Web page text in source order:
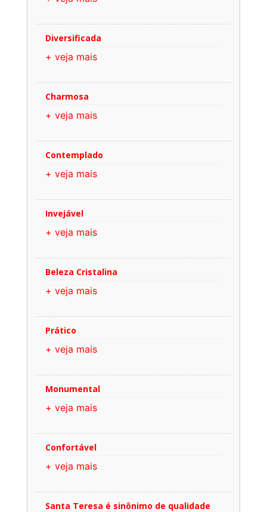
Diversificada
+ veja mais
Charmosa
+ veja mais
Contemplado
+ veja mais
Invejável
+ veja mais
Beleza Cristalina
+ veja mais
Prático
+ veja mais
Monumental
+ veja mais
Confortável
+ veja mais
Santa Teresa é sinônimo de qualidade